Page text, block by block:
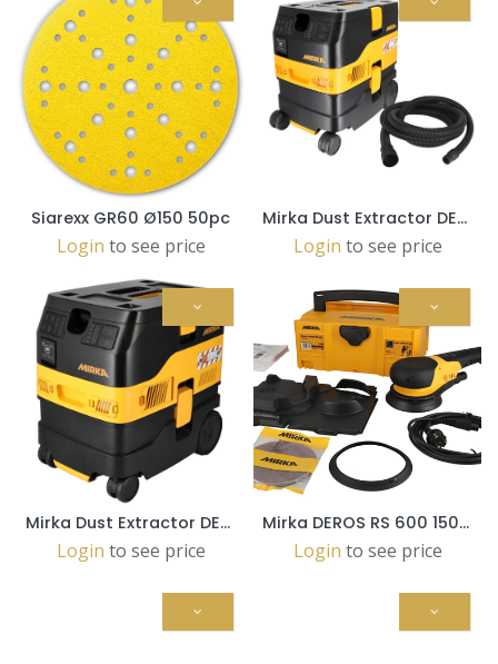
Siarexx GR60 Ø150 50pc
Login to see price
Mirka Dust Extractor DEXOS 1217 M AFC WITH 4m hose (MIX12171221)
Login to see price
Mirka Dust Extractor DEXOS 1217 M AFC (MIX12171220)
Login to see price
Mirka DEROS RS 600 150mm in case (MRS6002100CA)
Login to see price